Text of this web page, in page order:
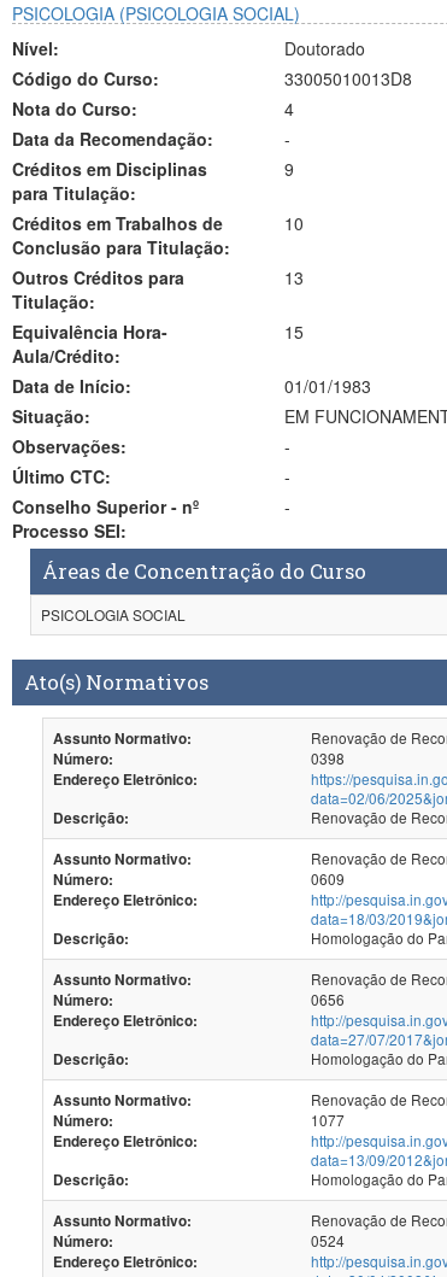
PSICOLOGIA (PSICOLOGIA SOCIAL)
Nível:
Doutorado
Código do Curso:
33005010013D8
Nota do Curso:
4
Data da Recomendação:
-
Créditos em Disciplinas
para Titulação:
9
Créditos em Trabalhos de
Conclusão para Titulação:
10
Outros Créditos para
Titulação:
13
Equivalência Hora-
Aula/Crédito:
15
Data de Início:
01/01/1983
Situação:
EM
Observações:
-
Último CTC:
-
Conselho Superior - nº
Processo SEI:
-
Áreas de Concentração do Curso
PSICOLOGIA SOCIAL
Ato(s) Normativos
Assunto Normativo: Renovação de
Número:
0398
Endereço Eletrônico:
https://
data=02/06/
Descrição:
Renovação de
Assunto Normativo: Renovação de
Número:
0609
Endereço Eletrônico:
http://
data=18/03/
Descrição:
Homologação do
Assunto Normativo: Renovação de
Número:
0656
Endereço Eletrônico:
http://
data=27/07/
Descrição:
Homologação do
Assunto Normativo: Renovação de
Número:
1077
Endereço Eletrônico:
http://
data=13/09/
Descrição:
Homologação do
Assunto Normativo: Renovação de
Número:
0524
Endereço Eletrônico:
http://